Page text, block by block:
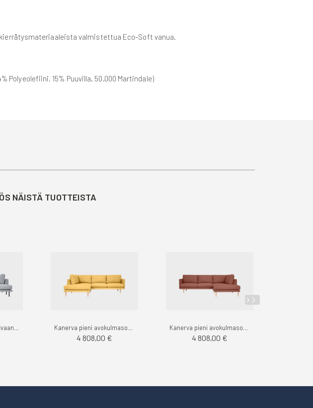
valmistettua Eco-Soft vanua.
Polyeolefiini, 15% Puuvilla. 50.000 Martindale)
NÄISTÄ TUOTTEISTA
4 808,00 € 4 808,00 €